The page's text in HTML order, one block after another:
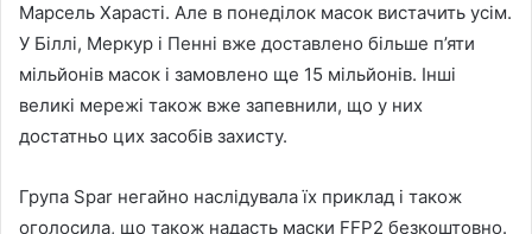
Марсель Харасті. Але в понеділок масок вистачить усім.
У Біллі, Меркур і Пенні вже доставлено більше п’яти
мільйонів масок і замовлено ще 15 мільйонів. Інші
великі мережі також вже запевнили, що у них
достатньо цих засобів захисту.
Група Spar негайно наслідувала їх приклад і також
оголосила, що також надасть маски FFP2 безкоштовно.